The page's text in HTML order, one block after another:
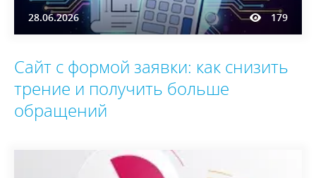
28.06.2026 179
Сайт с формой заявки: как снизить
трение и получить больше
обращений